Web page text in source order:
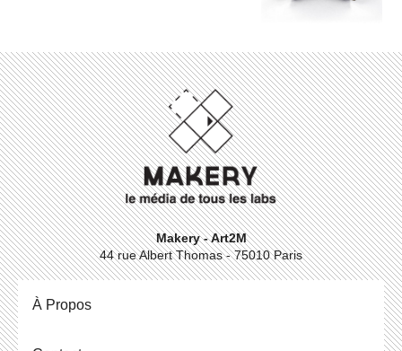
Makery - Art2M
44 rue Albert Thomas - 75010 Paris
À Propos